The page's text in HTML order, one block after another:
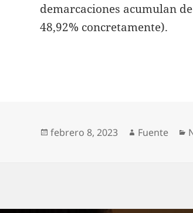
demarcaciones acumulan
48,92% concretamente).
Publicado
febrero 8, 2023 Autor
Fuente